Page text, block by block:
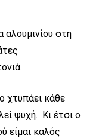
στη
χτυπάει κάθε
ψυχή. Κι έτσι ο
είμαι καλός